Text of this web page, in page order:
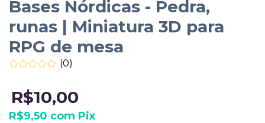
Bases Nórdicas - Pedra,
runas | Miniatura 3D para
RPG de mesa
(0)
R$10,00
R$9,50 com Pix